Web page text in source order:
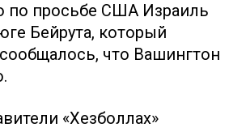
по просьбе США Израиль
Бейрута, который
что Вашингтон
«Хезболлах»